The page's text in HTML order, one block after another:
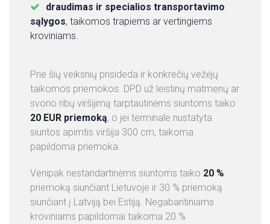
draudimas ir specialios transportavimo
sąlygos, taikomos trapiems ar vertingiems
kroviniams.
Prie šių veiksnių prisideda ir konkrečių vežėjų
taikomos priemokos. DPD už leistinų matmenų ar
svorio ribų viršijimą tarptautinėms siuntoms taiko
20 EUR priemoką, o jei terminale nustatyta
siuntos apimtis viršija 300 cm, taikoma
papildoma priemoka.
Venipak nestandartinėms siuntoms taiko 20 %
priemoką siunčiant Lietuvoje ir 30 % priemoką
siunčiant į Latviją bei Estiją. Negabaritiniams
kroviniams papildomai taikoma 20 %